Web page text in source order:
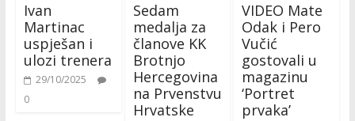
Ivan
Martinac
uspješan i
ulozi trenera
29/10/2025
0
Sedam
medalja za
članove KK
Brotnjo
Hercegovina
na Prvenstvu
Hrvatske
VIDEO Mate
Odak i Pero
Vučić
gostovali u
magazinu
‘Portret
prvaka’